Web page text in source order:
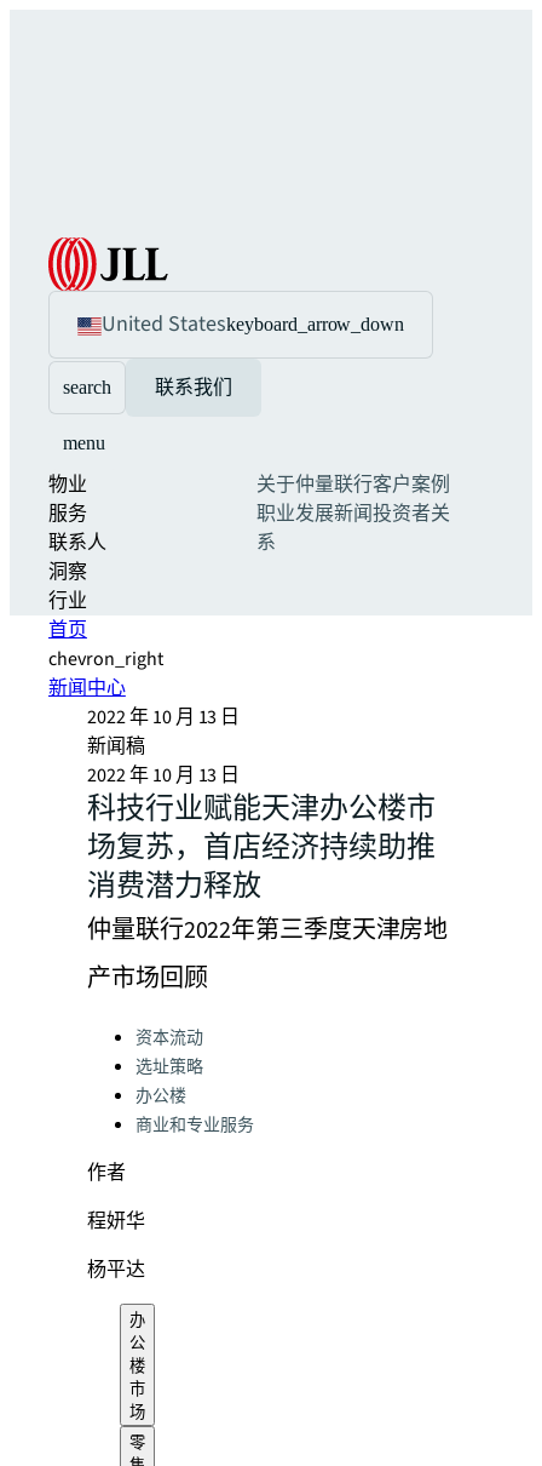
United Stateskeyboard_arrow_down
search 联系我们
menu
物业
服务
联系人
洞察
行业
关于仲量联行客户案例
职业发展新闻投资者关
系
首页
chevron_right
新闻中心
2022 年 10 月 13 日
新闻稿
2022 年 10 月 13 日
科技行业赋能天津办公楼市
场复苏，首店经济持续助推
消费潜力释放
仲量联行2022年第三季度天津房地
产市场回顾
Categories:
资本流动
选址策略
办公楼
商业和专业服务
作者
程妍华
杨平达
办
公
楼
市
场
零